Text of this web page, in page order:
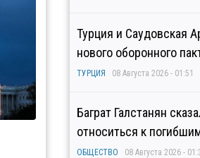
Турция и Саудовская
нового оборонного
ТУРЦИЯ 08 Августа 2026 - 01:51
Баграт Галстанян
относиться к
ОБЩЕСТВО 08 Августа 2026 -